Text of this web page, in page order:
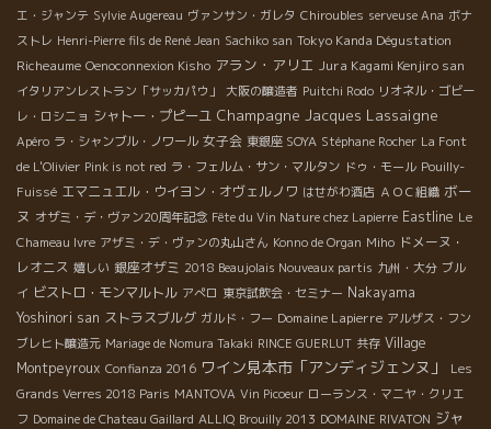
エ・ジャンテ Sylvie Augereau ヴァンサン・ガレタ Chiroubles serveuse Ana ボナ
ストレ Henri-Pierre fils de René Jean Sachiko san Tokyo Kanda Dégustation
Richeaume Oenoconnexion Kisho アラン・アリエ Jura Kagami Kenjiro san
イタリアンレストラン「サッカパウ」 大阪の醸造者 Puitchi Rodo リオネル・ゴビー
レ・ロシニョ シャトー・プピーユ Champagne Jacques Lassaigne
Apéro ラ・シャンブル・ノワール 女子会 東銀座 SOYA Stéphane Rocher La Font
de L'Olivier Pink is not red ラ・フェルム・サン・マルタン ドゥ・モール Pouilly-
Fuissé エマニュエル・ウイヨン・オヴェルノワ はせがわ酒店 ＡＯＣ組織 ボー
ヌ オザミ・デ・ヴァン20周年記念 Fête du Vin Nature chez Lapierre Eastline Le
Chameau Ivre アザミ・デ・ヴァンの丸山さん Konno de Organ Miho ドメーヌ・
レオニス 嬉しい 銀座オザミ 2018 Beaujolais Nouveaux partis 九州・大分 ブル
イ ビストロ・モンマルトル アぺロ 東京試飲会・セミナー Nakayama
Yoshinori san ストラスブルグ ガルド・フー Domaine Lapierre アルザス・フン
ブレヒト醸造元 Mariage de Nomura Takaki RINCE GUERLUT 共存 Village
Montpeyroux Confianza 2016 ワイン見本市「アンディジェンヌ」
Les
Grands Verres 2018 Paris MANTOVA Vin Picoeur ローランス・マニヤ・クリエ
フ Domaine de Chateau Gaillard ALLIQ Brouilly 2013 DOMAINE RIVATON ジャ